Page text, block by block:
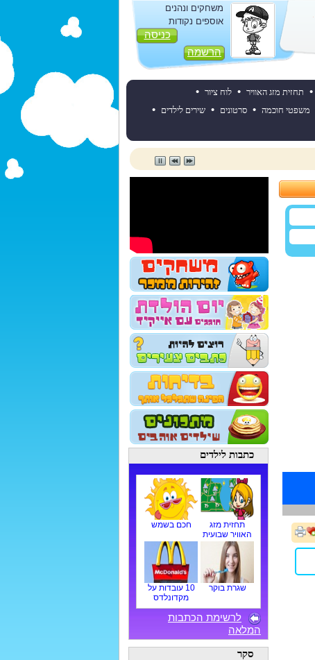
משחקים ונהנים
אוספים נקודות
כניסה
הרשמה
• תחזית מזג האוויר • לוח ציור •
משפטי חוכמה • סרטונים • שירים לילדים •
כתבות לילדים
תחזית מזג
האוויר שבועית
חכם בשמש
שגרת בוקר
10 עובדות על
מקדונלדס
לרשימת הכתבות
המלאה
סקר